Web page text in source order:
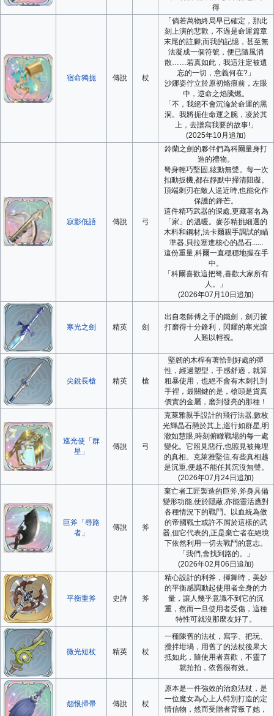
得
宿命獨扼 傳說 杖
「倘若萬物終局早已確定，那此
刻上演的悲歡，不過是命運篇章
末尾的註腳;而我的記憶，甚至無
法凝成一個符號，便已隨風消
散……若真如此，我這注定被遺
忘的一切，意義何在?」
沙娜姿佇立於原初烙痕前，左眼
中，逆命之焰騰燃。
「不，我絕不會沉淪於命運的黑
洞。我將扼住命運之腕，凌於其
上，去譜寫我要的故事!」
(2025年10月追加)
寂影低語 傳說 弓
鈴蘭之劍的夥伴們為科爾量身打
造的禮物。
弩身輕巧堅固,絃動無聲。每一次
扣動扳機,都在靜默中掃清阻礙。
頂端刺刃在敵人逼近時,也能化作
保護的鋒芒。
這件精巧武器的深處,更藏著名為
「家」的溫暖。麥莎精挑細選的
木料和鋼材,法卡爾親手調試的瞄
準器,貝拉塞進核心的晶石......
這份重量,科爾一直穩穩地握在手
中。
「科爾喜歡這把弩,喜歡大家所有
人。」
(2026年07月10日追加)
寒光之劍 精英 劍
出自老師傅之手的鐵劍，劍刃被
打磨得十分鋒利，閃耀的寒光讓
人難以輕視。
尖銳長槍 精英 槍
堅韌的木桿有著恰到好處的彈
性，經過塑型，手感舒適，就算
粗暴使用，也絕不會有木刺扎到
手裡，最關鍵的是，槍頭是貨真
價實的金屬，磨到發亮的那種！
巡光使「群
星」
傳說 弓
克萊雅親手設計的飛行法器,數枚
光輝晶石懸於其上,巡行如群星,明
澈如慧眼,時刻俯瞰戰場的每一處
變化。它照見惡行,也照見被掩埋
的真相。克萊雅堅信,有些真相越
是沉重,便越不能任其沉沒無聲。
(2026年07月24日追加)
巨斧「尋路
者」
傳說 斧
棄亡者工匠製造的巨斧,斧身具備
變形功能,便於隱蔽,亦能靈活應對
各種情況下的戰鬥。以血統為傲
的帝國戰士或許不屑於這樣的武
器,但它代表的,正是棄亡者在絕境
下依然利用一切去戰鬥的意志。
「我們,會找到路的。」
(2026年02月06日追加)
平衡重斧 史詩 斧
精心設計的利斧，揮舞時，美妙
的平衡感調動起使用者全身的力
量，讓人幾乎意識不到它的沉
重，然而一旦使用者受傷，這種
特性可就沒那麼友好了。
微光短杖 精英 杖
一種陳舊的法杖，寫字、把玩、
攪拌坩堝，用舊了的法杖後果大
抵如此，隨使用者喜歡，不靈了
就拍拍，依舊很有效。
怨恨掃帚 傳說 杖
原本是一件強效的治愈法杖，是
一位魔女為心上人特別打造的定
情信物，然而受贈者背叛了她，